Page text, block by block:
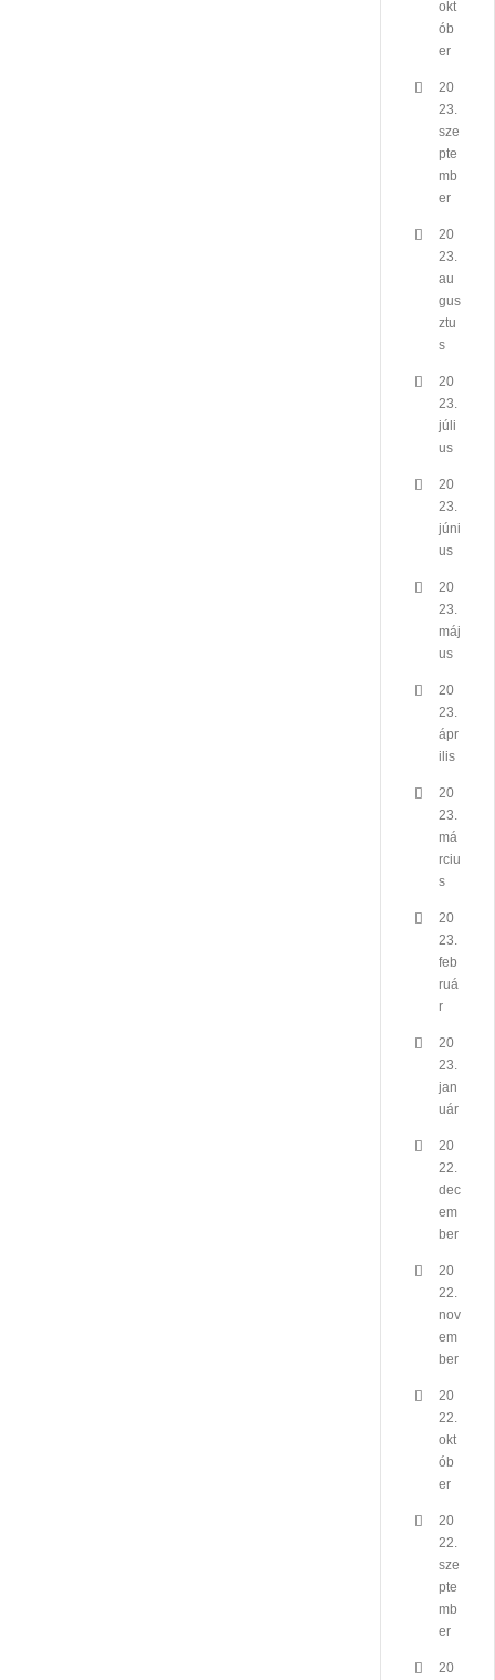
okt
ób
er
20
23.
sze
pte
mb
er
20
23.
au
gus
ztu
s
20
23.
júli
us
20
23.
júni
us
20
23.
máj
us
20
23.
ápr
ilis
20
23.
má
rciu
s
20
23.
feb
ruá
r
20
23.
jan
uár
20
22.
dec
em
ber
20
22.
nov
em
ber
20
22.
okt
ób
er
20
22.
sze
pte
mb
er
20